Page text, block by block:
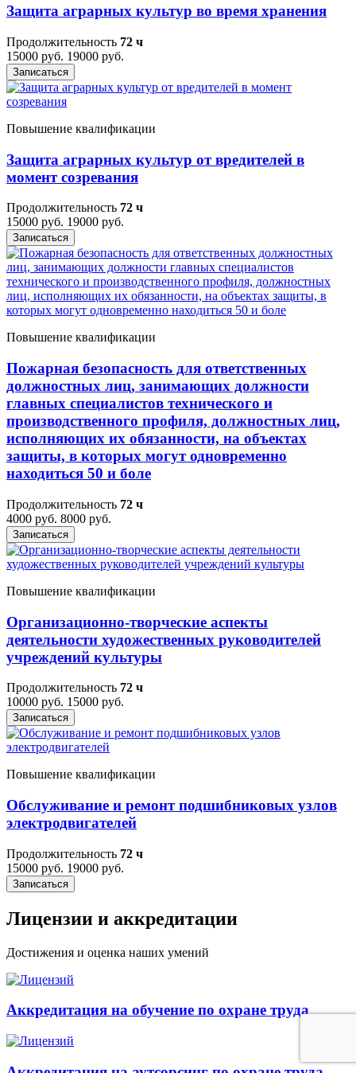
Защита аграрных культур во время хранения
Продолжительность 72 ч
15000 руб. 19000 руб.
Записаться
Повышение квалификации
Защита аграрных культур от вредителей в
момент созревания
Продолжительность 72 ч
15000 руб. 19000 руб.
Записаться
Повышение квалификации
Пожарная безопасность для ответственных
должностных лиц, занимающих должности
главных специалистов технического и
производственного профиля, должностных лиц,
исполняющих их обязанности, на объектах
защиты, в которых могут одновременно
находиться 50 и боле
Продолжительность 72 ч
4000 руб. 8000 руб.
Записаться
Повышение квалификации
Организационно-творческие аспекты
деятельности художественных руководителей
учреждений культуры
Продолжительность 72 ч
10000 руб. 15000 руб.
Записаться
Повышение квалификации
Обслуживание и ремонт подшибниковых узлов
электродвигателей
Продолжительность 72 ч
15000 руб. 19000 руб.
Записаться
Лицензии и аккредитации
Достижения и оценка наших умений
Аккредитация на обучение по охране труда